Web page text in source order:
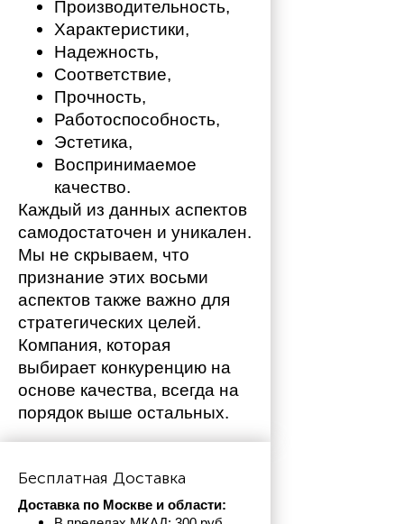
Производительность,
Характеристики,
Надежность,
Соответствие,
Прочность,
Работоспособность,
Эстетика,
Воспринимаемое
качество.
Каждый из данных аспектов
самодостаточен и уникален.
Мы не скрываем, что
признание этих восьми
аспектов также важно для
стратегических целей.
Компания, которая
выбирает конкуренцию на
основе качества, всегда на
порядок выше остальных.
Бесплатная Доставка
Доставка по Москве и области: